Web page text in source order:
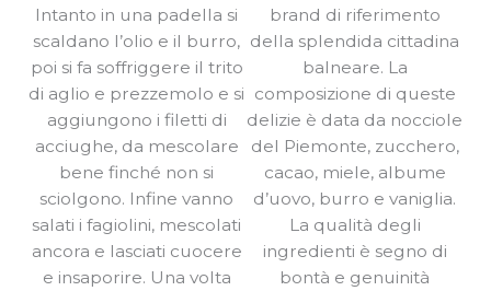
Intanto in una padella si
scaldano l’olio e il burro,
poi si fa soffriggere il trito
di aglio e prezzemolo e si
aggiungono i filetti di
acciughe, da mescolare
bene finché non si
sciolgono. Infine vanno
salati i fagiolini, mescolati
ancora e lasciati cuocere
e insaporire. Una volta
brand di riferimento
della splendida cittadina
balneare. La
composizione di queste
delizie è data da nocciole
del Piemonte, zucchero,
cacao, miele, albume
d’uovo, burro e vaniglia.
La qualità degli
ingredienti è segno di
bontà e genuinità